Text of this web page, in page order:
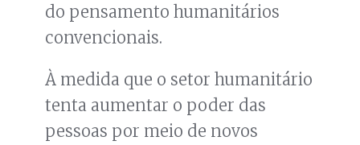
do pensamento humanitários
convencionais.
À medida que o setor humanitário
tenta aumentar o poder das
pessoas por meio de novos